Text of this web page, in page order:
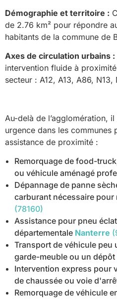
Démographie et territoire :
de 2.76 km² pour répondre
habitants de la commune de
Axes de circulation urbains :
intervention fluide à
secteur : A12, A13, A86, N13,
Au-delà de l’agglomération,
urgence dans les communes
assistance de proximité :
Remorquage de food-
ou véhicule aménagé
Dépannage de panne
carburant nécessaire pour
(78160)
Assistance pour pneu
départementale Nanterre
Transport de véhicule peu
garde-meuble ou un dépôt
Intervention express pour
de chaussée ou voie
Remorquage de véhicule